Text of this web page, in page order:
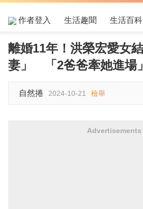
作者登入 生活趣聞 生活百科
離婚11年！洪榮宏愛女
妻」 「2爸爸牽她進場
自然捲 2024-10-21 檢舉
Advertisements